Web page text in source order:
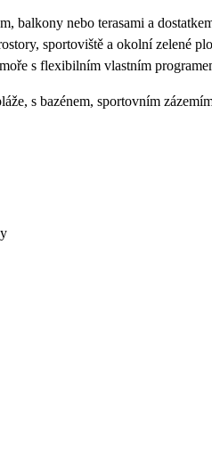
balkony nebo terasami a
sportoviště a okolní zelené
s flexibilním vlastním
s bazénem, sportovním